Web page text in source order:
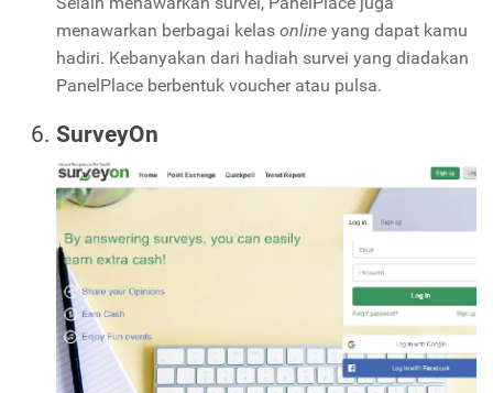
menawarkan berbagai kelas online yang dapat kamu
hadiri. Kebanyakan dari hadiah survei yang diadakan
PanelPlace berbentuk voucher atau pulsa.
SurveyOn